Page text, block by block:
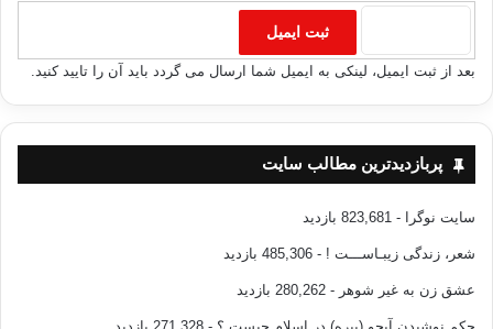
بعد از ثبت ایمیل، لینکی به ایمیل شما ارسال می گردد باید آن را تایید کنید.
پربازدیدترین مطالب سایت
سایت نوگرا - 823,681 بازدید
شعر، زندگی زیبـاســـت ! - 485,306 بازدید
عشق زن به غیر شوهر - 280,262 بازدید